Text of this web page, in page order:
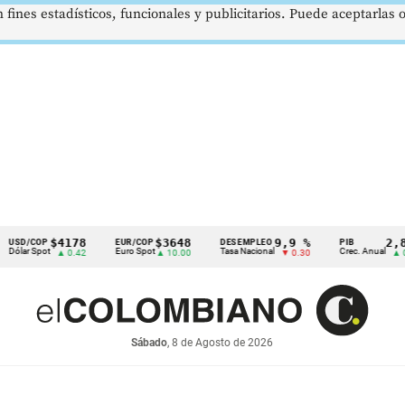
$4178
▲ 0.42
EUR/COP
Euro Spot
$3648
▲ 10.00
DESEMPLEO
Tasa Nacional
9,9 %
▼ 0.30
PIB
Crec. Anual
2,8 %
▲ 0.10
Sábado, 8 de Agosto de 2026
estadísticos, funcionales y publicitarios. Puede aceptarlas